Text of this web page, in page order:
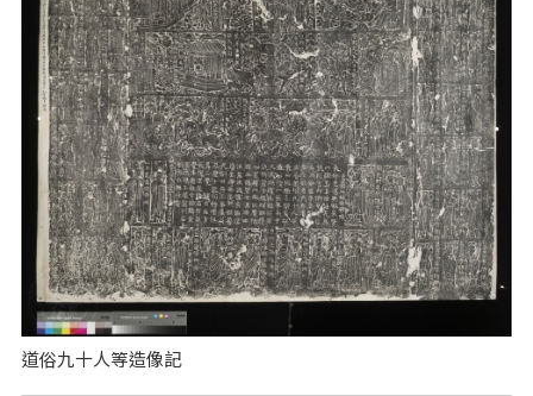
道俗九十人等造像記